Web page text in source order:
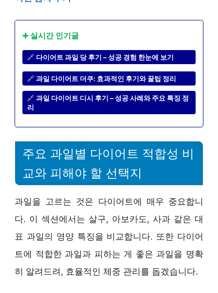
➕ 실시간 인기글
🔗 다이어트 과일 당 후기 – 성공 경험 한눈에 보기
🔗 과일 다이어트 더쿠: 효과적인 후기와 꿀팁 정리
🔗 과일 다이어트 디시 후기 – 성공 사례와 주요 특징 정
리
주요 과일별 다이어트 적합성 비
교와 피해야 할 선택지
과일을 고르는 것은 다이어트에 매우 중요합니
다. 이 섹션에서는 살구, 아보카도, 사과 같은 대
표 과일의 영양 특징을 비교합니다. 또한 다이어
트에 적합한 과일과 피하는 게 좋은 과일을 명확
히 알려드려, 효율적인 체중 관리를 돕겠습니다.